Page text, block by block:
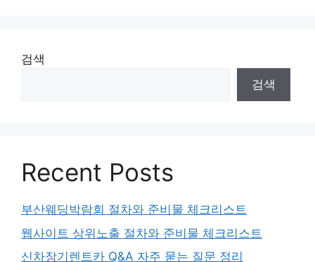
검색
검색
Recent Posts
부산웨딩박람회 절차와 준비물 체크리스트
웹사이트 상위노출 절차와 준비물 체크리스트
신차장기렌트카 Q&A 자주 묻는 질문 정리